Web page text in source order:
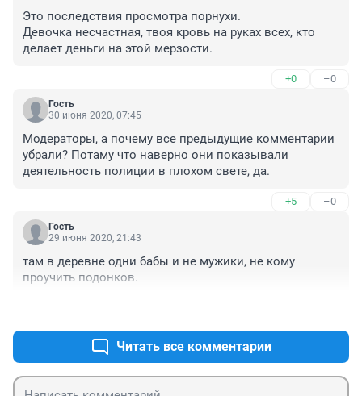
Это последствия просмотра порнухи.
Девочка несчастная, твоя кровь на руках всех, кто
делает деньги на этой мерзости.
+0 –0
Гость
30 июня 2020, 07:45
Модераторы, а почему все предыдущие комментарии
убрали? Потаму что наверно они показывали
деятельность полиции в плохом свете, да.
+5 –0
Гость
29 июня 2020, 21:43
там в деревне одни бабы и не мужики, не кому
проучить подонков.
Читать все комментарии